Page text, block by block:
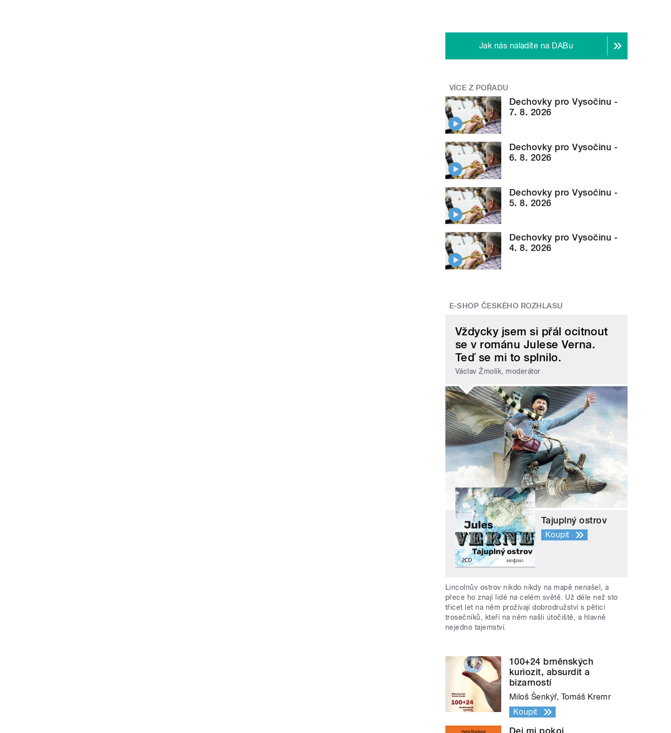
Jak nás naladíte na DABu
VÍCE Z POŘADU
Dechovky pro Vysočinu -
7. 8. 2026
Dechovky pro Vysočinu -
6. 8. 2026
Dechovky pro Vysočinu -
5. 8. 2026
Dechovky pro Vysočinu -
4. 8. 2026
E-SHOP ČESKÉHO ROZHLASU
Vždycky jsem si přál ocitnout
se v románu Julese Verna.
Teď se mi to splnilo.
Václav Žmolík, moderátor
Tajuplný ostrov
Koupit
Lincolnův ostrov nikdo nikdy na mapě nenašel, a
přece ho znají lidé na celém světě. Už déle než sto
třicet let na něm prožívají dobrodružství s pěticí
trosečníků, kteří na něm našli útočiště, a hlavně
nejedno tajemství.
100+24 brněnských
kuriozit, absurdit a
bizarností
Miloš Šenkýř, Tomáš Kremr
Koupit
Dej mi pokoj